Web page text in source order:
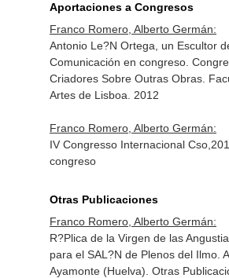
Aportaciones a Congresos
Franco Romero, Alberto Germán:
Antonio Le?N Ortega, un Escultor
Comunicación en congreso.
Criadores Sobre Outras Obras.
Artes de Lisboa. 2012
Franco Romero, Alberto Germán:
IV Congresso Internacional
congreso
Otras Publicaciones
Franco Romero, Alberto Germán:
R?Plica de la Virgen de las
para el SAL?N de Plenos del Ilmo.
Ayamonte (Huelva). Otras